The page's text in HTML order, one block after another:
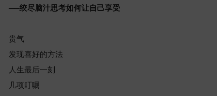
──绞尽脑汁思考如何让自己享受
贵气
发现喜好的方法
人生最后一刻
几项叮嘱